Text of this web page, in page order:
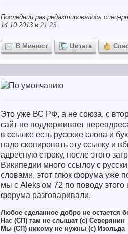
Последний раз редактировалось спец-
14.10.2013 в 21:23..
В Минюст Цитата
Это уже ВС РФ, а не союза, с
сайт не поддерживает
в ссылке есть русские слова и
надо скопировать эту ссылку и
адресную строку, после этого
Википедии много ссылоу с
словами, этот глюк форума уже
мы с Aleks'ом 72 по поводу этого
форума разговаривали.
Любое сделанное добро не остается
Нас (СП) там не слышат (с) Северянин
Мы (СП) никому не нужны (с) Изольда